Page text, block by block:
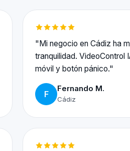
"Mi negocio en Cádiz ha
tranquilidad. VideoControl
móvil y botón pánico."
F
Fernando M.
Cádiz